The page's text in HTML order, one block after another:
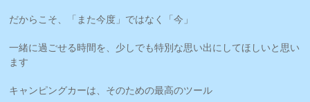
だからこそ、「また今度」ではなく「今」
一緒に過ごせる時間を、少しでも特別な思い出にしてほしいと思い
ます
キャンピングカーは、そのための最高のツール